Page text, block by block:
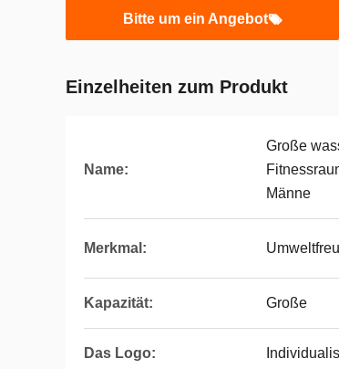
Bitte um ein Angebot
Einzelheiten zum Produkt
Name:
Große
Männe
Merkmal:
Kapazität: Große
Das Logo: